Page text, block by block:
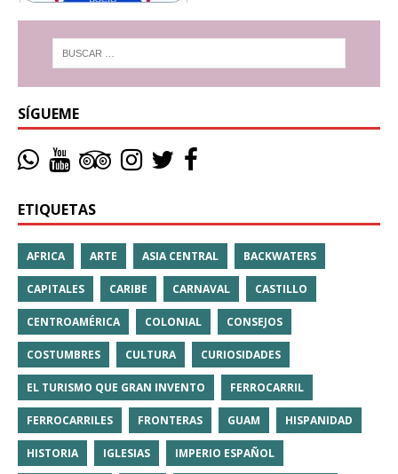
SÍGUEME
ETIQUETAS
AFRICA ARTE ASIA CENTRAL BACKWATERS
CAPITALES CARIBE CARNAVAL CASTILLO
CENTROAMÉRICA COLONIAL CONSEJOS
COSTUMBRES CULTURA CURIOSIDADES
EL TURISMO QUE GRAN INVENTO FERROCARRIL
FERROCARRILES FRONTERAS GUAM HISPANIDAD
HISTORIA IGLESIAS IMPERIO ESPAÑOL